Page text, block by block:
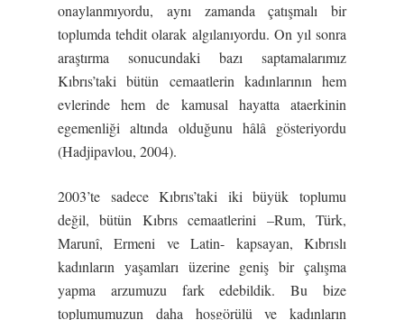
onaylanmıyordu, aynı zamanda çatışmalı bir
toplumda tehdit olarak algılanıyordu. On yıl sonra
araştırma sonucundaki bazı saptamalarımız
Kıbrıs’taki bütün cemaatlerin kadınlarının hem
evlerinde hem de kamusal hayatta ataerkinin
egemenliği altında olduğunu hâlâ gösteriyordu
(Hadjipavlou, 2004).
2003’te sadece Kıbrıs’taki iki büyük toplumu
değil, bütün Kıbrıs cemaatlerini –Rum, Türk,
Marunî, Ermeni ve Latin- kapsayan, Kıbrıslı
kadınların yaşamları üzerine geniş bir çalışma
yapma arzumuzu fark edebildik. Bu bize
toplumumuzun daha hoşgörülü ve kadınların